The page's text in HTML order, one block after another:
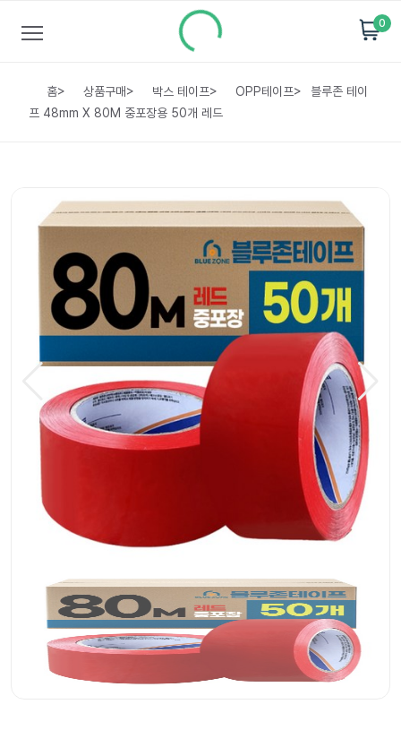
0
홈> 상품구매> 박스 테이프> OPP테이프>
블루존 테이
프 48mm X 80M 중포장용 50개 레드